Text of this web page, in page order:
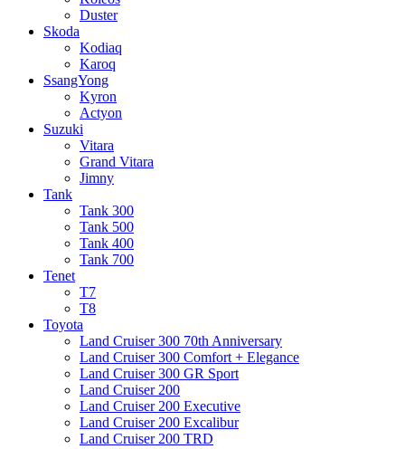
Duster
Skoda
Kodiaq
Karoq
SsangYong
Kyron
Actyon
Suzuki
Vitara
Grand Vitara
Jimny
Tank
Tank 300
Tank 500
Tank 400
Tank 700
Tenet
T7
T8
Toyota
Land Cruiser 300 70th Anniversary
Land Cruiser 300 Comfort + Elegance
Land Cruiser 300 GR Sport
Land Cruiser 200
Land Cruiser 200 Executive
Land Cruiser 200 Excalibur
Land Cruiser 200 TRD